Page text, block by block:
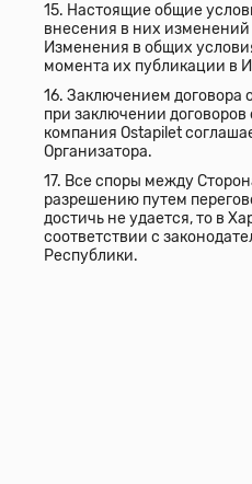
15. Настоящие общие
внесения в них
Изменения в общих
момента их публикации в
16. Заключением договора
при заключении
компания Ostapilet
Организатора.
17. Все споры между
разрешению путем
достичь не удается, то в
соответствии с
Республики.